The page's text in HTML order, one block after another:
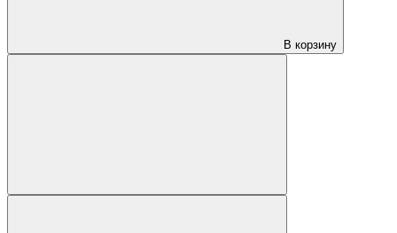
В корзину